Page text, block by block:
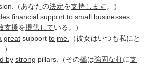
（あなたの決定を支持します。）
financial support to small businesses.
支援を提供している。）
great support to me.
（彼女はいつも私にと
）
by strong pillars.（その橋は強固な柱に支